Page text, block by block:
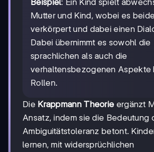
Mutter und Kind, wobei es
verkörpert und dabei einen
Dabei übernimmt es sowohl die
sprachlichen als auch die
verhaltensbezogenen Aspekte
Rollen.
Die Krappmann Theorie ergänzt
Ansatz, indem sie die Bedeutung
Ambiguitätstoleranz betont.
lernen, mit widersprüchlichen